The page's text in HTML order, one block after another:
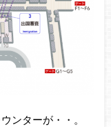
ンターが・・。